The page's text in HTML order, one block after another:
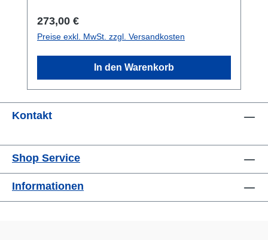
diesen Ringkraftaufnehmer mit 4 mm
Innenbohrung.Datenblatt
Montagehinweise
Regulärer Preis:
273,00 €
Preise exkl. MwSt. zzgl. Versandkosten
In den Warenkorb
Kontakt
Shop Service
Informationen